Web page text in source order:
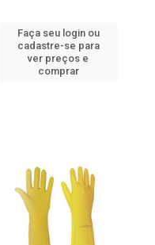
Faça seu login ou
cadastre-se para
ver preços e
comprar